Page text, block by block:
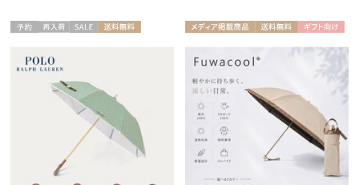
荷
ギフト
向け
N
載商品
料
向け
WOME